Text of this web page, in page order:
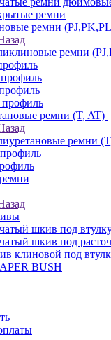
ремни
ремни
ремни
ремни (T, AT)
ремни
шкив под
шкив под
клиновой под
BUSH